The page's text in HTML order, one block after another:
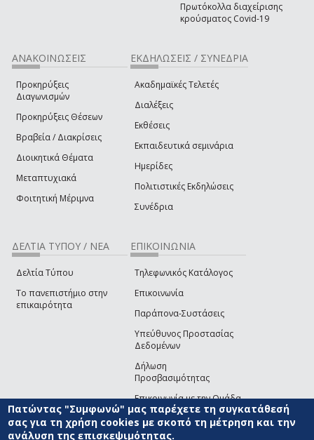
Πρωτόκολλα διαχείρισης
κρούσματος Covid-19
ΑΝΑΚΟΙΝΩΣΕΙΣ
Προκηρύξεις
Διαγωνισμών
Προκηρύξεις Θέσεων
Βραβεία / Διακρίσεις
Διοικητικά Θέματα
Μεταπτυχιακά
Φοιτητική Μέριμνα
ΕΚΔΗΛΩΣΕΙΣ / ΣΥΝΕΔΡΙΑ
Ακαδημαϊκές Τελετές
Διαλέξεις
Εκθέσεις
Εκπαιδευτικά σεμινάρια
Ημερίδες
Πολιτιστικές Εκδηλώσεις
Συνέδρια
ΔΕΛΤΙΑ ΤΥΠΟΥ / ΝΕΑ
Δελτία Τύπου
Το πανεπιστήμιο στην
επικαιρότητα
ΕΠΙΚΟΙΝΩΝΙΑ
Τηλεφωνικός Κατάλογος
Επικοινωνία
Παράπονα-Συστάσεις
Υπεύθυνος Προστασίας
Δεδομένων
Δήλωση
Προσβασιμότητας
Επικοινωνία με την Ομάδα
Ανάπτυξης του site(link sends e-mail)
© ΠΑΝΕΠΙΣΤΗΜΙΟ ΑΙΓΑΙΟΥ ΟΡΟΙ ΧΡΗΣΗΣ
Πατώντας "Συμφωνώ" μας παρέχετε τη συγκατάθεσή
σας για τη χρήση cookies με σκοπό τη μέτρηση και την
ανάλυση της επισκεψιμότητας.